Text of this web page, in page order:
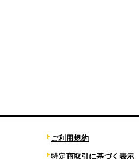
ご利用規約
特定商取引に基づく表示